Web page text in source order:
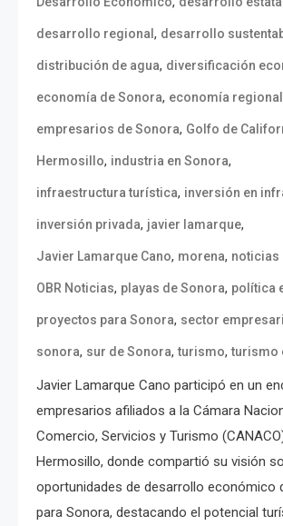
desarrollo regional, desarrollo
distribución de agua, diversificación
economía de Sonora, economía regional
empresarios de Sonora, Golfo de
Hermosillo, industria en Sonora,
infraestructura turística, inversión en
inversión privada, javier lamarque,
Javier Lamarque Cano, morena, noticias
OBR Noticias, playas de Sonora, política
proyectos para Sonora, sector
sonora, sur de Sonora,turismo,turismo
Javier Lamarque Cano participó en un
empresarios afiliados a la Cámara
Comercio, Servicios y Turismo
Hermosillo, donde compartió su visión
oportunidades de desarrollo económico
para Sonora, destacando el potencial